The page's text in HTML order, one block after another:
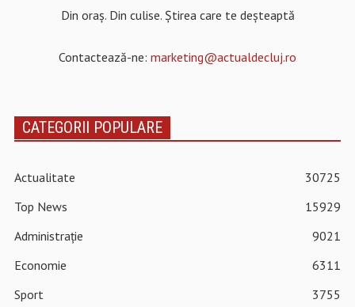
Din oraș. Din culise. Știrea care te deșteaptă
Contactează-ne: marketing@actualdecluj.ro
CATEGORII POPULARE
Actualitate
30725
Top News
15929
Administrație
9021
Economie
6311
Sport
3755